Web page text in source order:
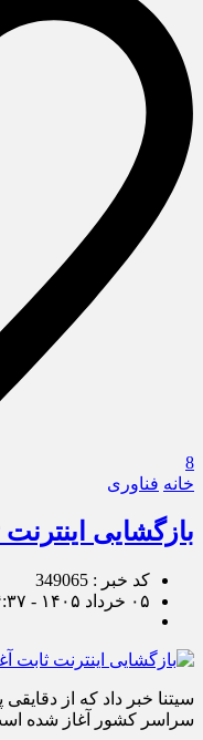
8
خانه فناوری
بازگشایی
کد خبر : 349065
۰۵ خرداد ۱۴۰۵ - ۱۴:۳۷
سیتنا خبر داد که از
سراسر کشور آغاز شده